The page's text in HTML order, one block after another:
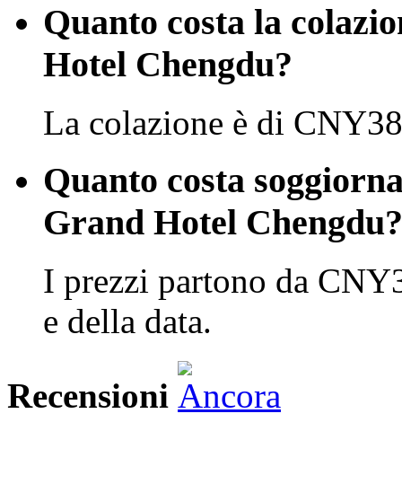
Quanto costa la
Hotel Chengdu?
La colazione è di
Quanto costa
Grand Hotel Chengdu?
I prezzi partono da
e della data.
Recensioni